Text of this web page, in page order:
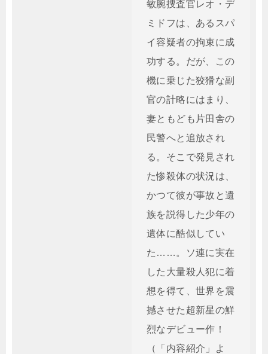
敏腕捜査官レオ・デ
ミドフは、あるスパ
イ容疑者の拘束に成
功する。だが、この
機に乗じた狡猾な副
官の計略にはまり、
妻ともども片田舎の
民警へと追放され
る。そこで発見され
た惨殺体の状況は、
かつて彼が事故と遺
族を説得した少年の
遺体に酷似してい
た……。ソ連に実在
した大量殺人犯に着
想を得て、世界を震
撼させた超新星の鮮
烈なデビュー作！
（「内容紹介」よ